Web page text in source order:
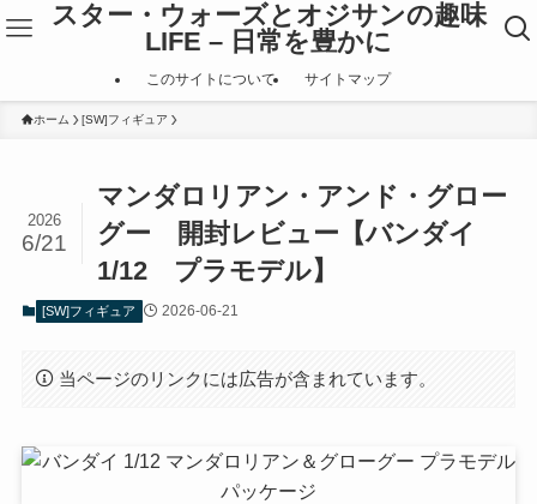
スター・ウォーズとオジサンの趣味
LIFE – 日常を豊かに
このサイトについて サイトマップ
ホーム [SW]フィギュア
マンダロリアン・アンド・グロー
グー 開封レビュー【バンダイ
1/12 プラモデル】
2026
6/21
[SW]フィギュア 2026-06-21
当ページのリンクには広告が含まれています。